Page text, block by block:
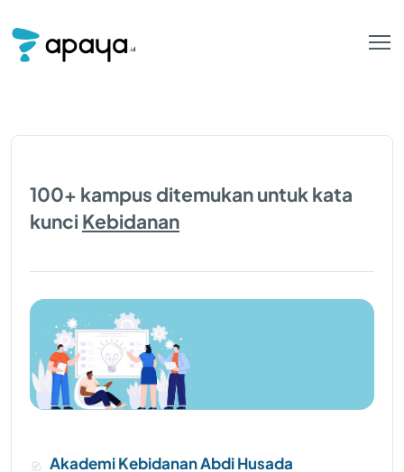
100+ kampus ditemukan untuk kata
kunci Kebidanan
Akademi Kebidanan Abdi Husada